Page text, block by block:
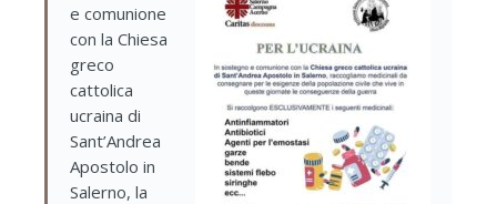
e comunione
con la Chiesa
greco
cattolica
ucraina di
Sant’Andrea
Apostolo in
Salerno, la